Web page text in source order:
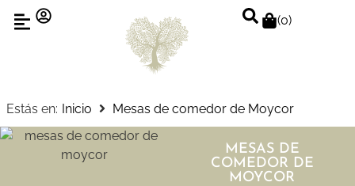
(0)
Estás en: Inicio Mesas de comedor de Moycor
MESAS DE
COMEDOR DE
MOYCOR